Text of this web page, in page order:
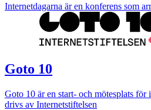
Internetdagarna är en konferens som
Goto 10
Goto 10 är en start- och mötesplats för
drivs av Internetstiftelsen